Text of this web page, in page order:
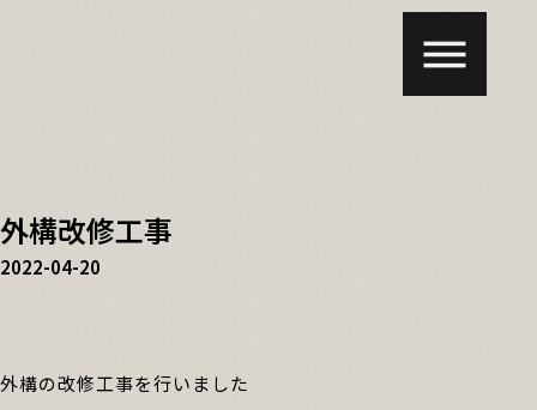
外構改修工事
2022-04-20
外構の改修工事を行いました